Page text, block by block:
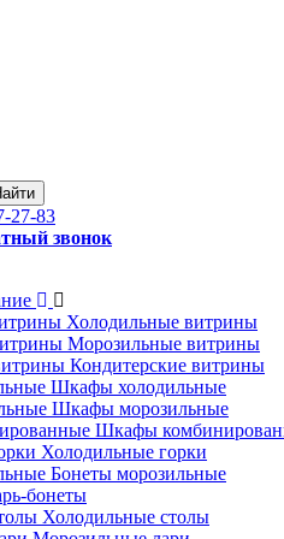
27-83
звонок
Холодильные витрины
Морозильные витрины
Кондитерские витрины
Шкафы холодильные
Шкафы морозильные
Шкафы
Холодильные горки
Бонеты морозильные
бонеты
Холодильные столы